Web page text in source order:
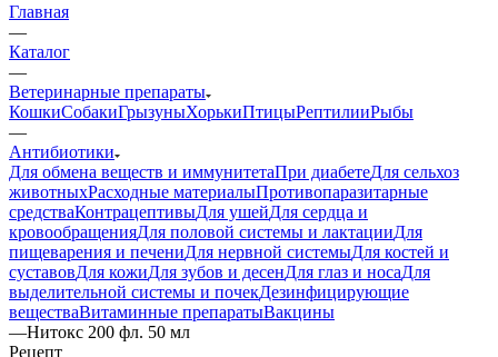
Главная
—
Каталог
—
Ветеринарные препараты
КошкиСобакиГрызуныХорькиПтицыРептилииРыбы
—
Антибиотики
Для обмена веществ и иммунитетаПри диабетеДля сельхоз
животныхРасходные материалыПротивопаразитарные
средстваКонтрацептивыДля ушейДля сердца и
кровообращенияДля половой системы и лактацииДля
пищеварения и печениДля нервной системыДля костей и
суставовДля кожиДля зубов и десенДля глаз и носаДля
выделительной системы и почекДезинфицирующие
веществаВитаминные препаратыВакцины
—Нитокс 200 фл. 50 мл
Рецепт